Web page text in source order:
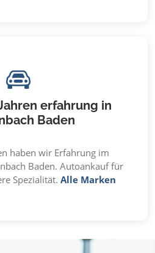
erfahrung in
Baden
haben wir Erfahrung im
Baden. Autoankauf für
Spezialität. Alle Marken